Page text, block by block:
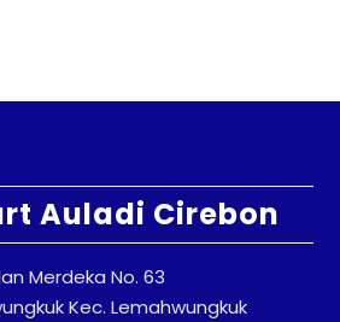
Auladi Cirebon
Merdeka No. 63
Kec. Lemahwungkuk